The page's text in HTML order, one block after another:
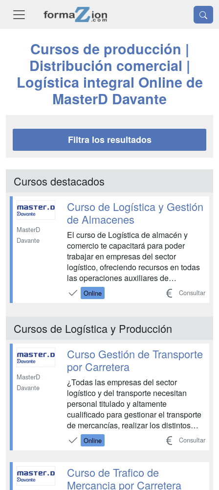
Cursos de producción |
Distribución comercial |
Logística integral Online de
MasterD Davante
Filtra los resultados
Cursos destacados
MasterD
Davante
Curso de Logística y Gestión
de Almacenes
El curso de Logística de almacén y
comercio te capacitará para poder
trabajar en empresas del sector
logístico, ofreciendo recursos en todas
las operaciones auxiliares de
almacenaje y preparación de pedidos
Picking, manipulación de cargas con
de gestión SGA integrados en un ERP
e...
Online Consultar
Cursos de Logística y Producción
MasterD
Davante
Curso Gestión de Transporte
por Carretera
¿Todas las empresas del sector
logístico y del transporte necesitan
personal titulado y altamente
cualificado para gestionar el transporte
de mercancías, realizar los distintos
trámites administrativos necesarios,
optimizando todos los procesos y
de calidad....
Online Consultar
Curso de Trafico de
Mercancia por Carretera